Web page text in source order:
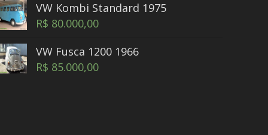
VW Kombi Standard 1975
R$ 80.000,00
VW Fusca 1200 1966
R$ 85.000,00